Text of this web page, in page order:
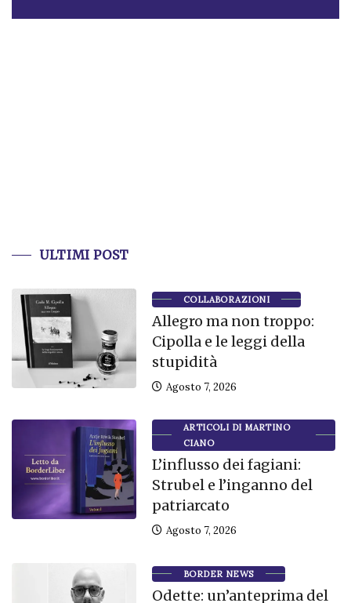
ULTIMI POST
COLLABORAZIONI
Allegro ma non troppo:
Cipolla e le leggi della
stupidità
Agosto 7, 2026
ARTICOLI DI MARTINO
CIANO
L’influsso dei fagiani:
Strubel e l’inganno del
patriarcato
Agosto 7, 2026
BORDER NEWS
Odette: un’anteprima del